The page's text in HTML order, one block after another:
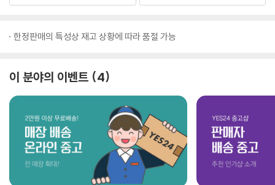
한정판매의 특성상 재고 상황에 따라 품절 가능
이 분야의 이벤트 4